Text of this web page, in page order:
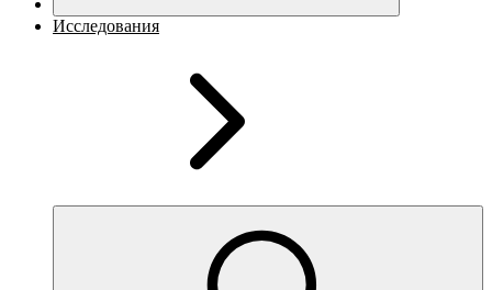
Исследования